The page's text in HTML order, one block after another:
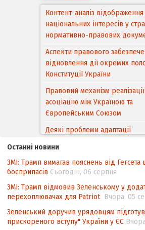
Контент-аналіз відображення
національних інтересів у
нормативно-правових
Аспекти правового
відновлення дії окремих
Конституції України
Правовий механізм
асоціацію між Україною та
Європейським Cоюзом
Деякі проблеми адаптації
походження товарів
Угоди про торговельні
інтелектуальної власності
контексті євроінтеграції
Аналіз виборчого
невизначеності механізму
підрахунку голосів виборців
Останні новини
ЗМІ: Трамп вимагав пояснень від
боєприпасів Сьогодні, 06 серпня
ЗМІ: Трамп відмовив Зеленському у
перехоплювачах для Patriot Вчора, 05
Зеленський доручив урядовцям
прискореного вступу" України у ЄС